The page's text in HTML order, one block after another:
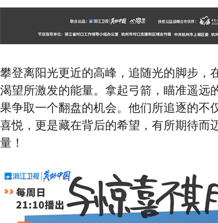
攀登离阳光更近的高峰，追随光的脚步，
渴望所激发的能量。拿起弓箭，瞄准遥远
果争取一个翻盘的机会。他们所追逐的不
喜悦，更是藏在背后的希望，有所期待而
量！